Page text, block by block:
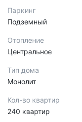
Паркинг
Подземный
Отопление
Центральное
Тип дома
Монолит
Кол-во квартир
240 квартир